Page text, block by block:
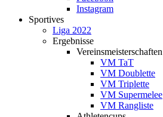
Instagram
Sportives
Liga 2022
Ergebnisse
Vereinsmeisterschaften
VM TaT
VM Doublette
VM Triplette
VM Supermelee
VM Rangliste